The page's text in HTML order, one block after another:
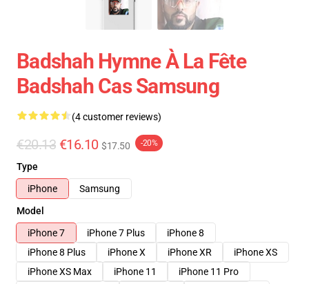
Badshah Hymne À La Fête
Badshah Cas Samsung
(4 customer reviews)
€20.13 €16.10 $17.50 -20%
Type
iPhone
Samsung
Model
iPhone 7
iPhone 7 Plus
iPhone 8
iPhone 8 Plus
iPhone X iPhone XR
iPhone XS
iPhone XS Max
iPhone 11
iPhone 11 Pro